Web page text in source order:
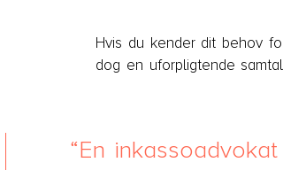
Hvis du kender dit behov
dog en uforpligtende
En